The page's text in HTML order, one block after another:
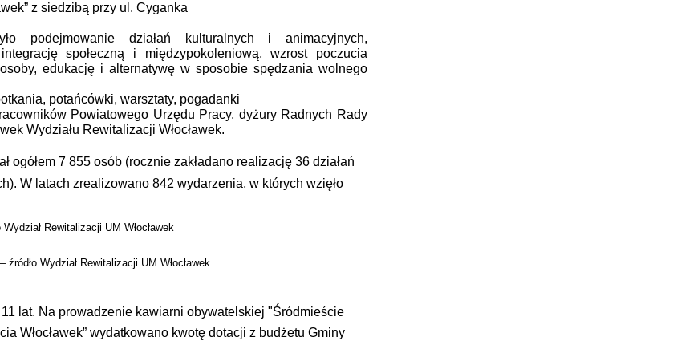
z siedzibą przy ul. Cyganka
podejmowanie działań kulturalnych i animacyjnych,
społeczną i międzypokoleniową, wzrost poczucia
edukację i alternatywę w sposobie spędzania wolnego
potańcówki, warsztaty, pogadanki
Powiatowego Urzędu Pracy, dyżury Radnych Rady
Wydziału Rewitalizacji Włocławek.
ogółem 7 855 osób (rocznie zakładano realizację 36 działań
W latach zrealizowano 842 wydarzenia, w których wzięło
Rewitalizacji UM Włocławek
Wydział Rewitalizacji UM Włocławek
lat. Na prowadzenie kawiarni obywatelskiej "Śródmieście
Włocławek” wydatkowano kwotę dotacji z budżetu Gminy